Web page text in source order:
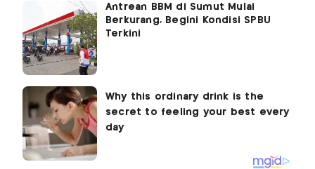
Antrean BBM di Sumut Mulai
Berkurang, Begini Kondisi SPBU
Terkini